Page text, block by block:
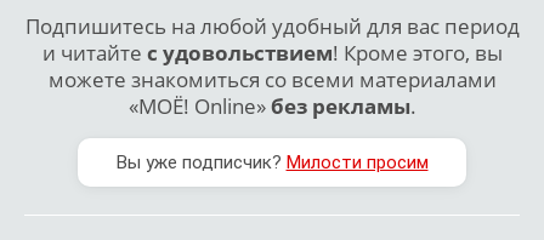
Подпишитесь на любой удобный для вас период
и читайте с удовольствием! Кроме этого, вы
можете знакомиться со всеми материалами
«МОЁ! Online»без рекламы.
Вы уже подписчик? Милости просим